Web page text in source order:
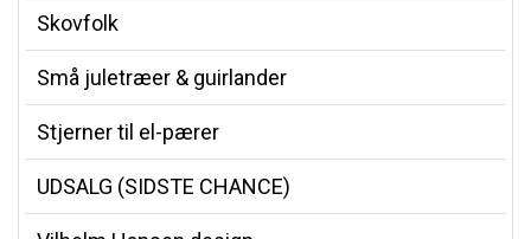
Skovfolk
Små juletræer & guirlander
Stjerner til el-pærer
UDSALG (SIDSTE CHANCE)